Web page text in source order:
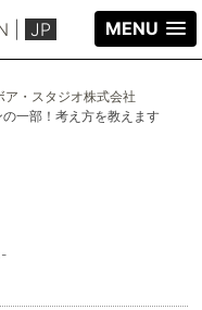
JP MENU
・スタジオ株式会社
一部！考え方を教えます